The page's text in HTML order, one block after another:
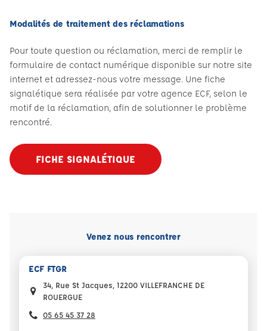
Modalités de traitement des réclamations
Pour toute question ou réclamation, merci de remplir le
formulaire de contact numérique disponible sur notre site
internet et adressez-nous votre message. Une fiche
signalétique sera réalisée par votre agence ECF, selon le
motif de la réclamation, afin de solutionner le problème
rencontré.
FICHE SIGNALÉTIQUE
Venez nous rencontrer
ECF FTGR
34, Rue St Jacques, 12200 VILLEFRANCHE DE
ROUERGUE
05 65 45 37 28